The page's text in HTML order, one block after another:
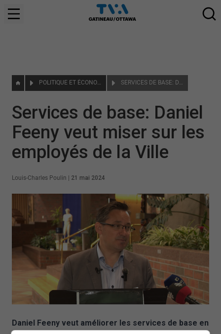
POLITIQUE ET ÉCONOMIE SERVICES DE BASE: DANIEL FEENY VEUT MISER SUR LES EMPLOYÉS DE LA VILLE
Services de base: Daniel
Feeny veut miser sur les
employés de la Ville
Louis-Charles Poulin 21 mai 2024
Daniel Feeny veut améliorer les services de base en